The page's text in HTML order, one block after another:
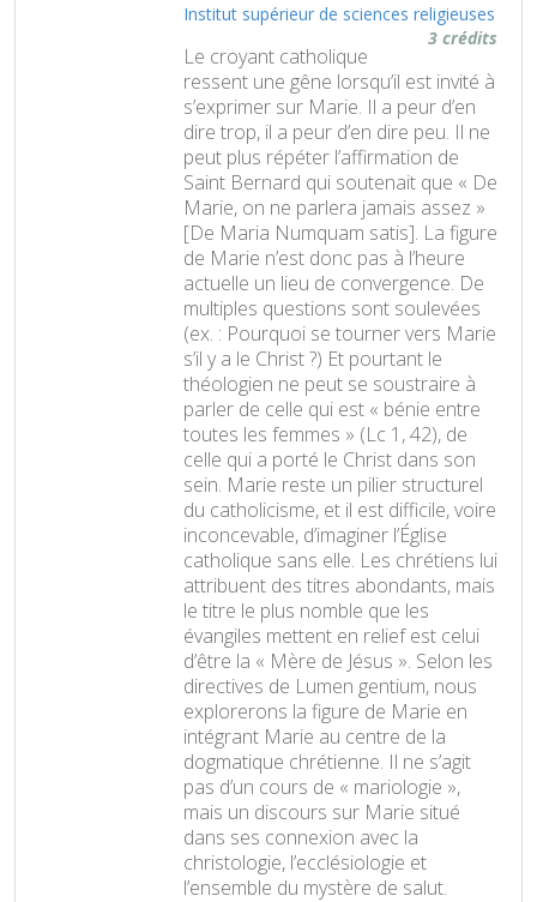
Institut supérieur de sciences religieuses
3 crédits
Le croyant catholique
ressent une gêne lorsqu’il est invité à
s’exprimer sur Marie. Il a peur d’en
dire trop, il a peur d’en dire peu. Il ne
peut plus répéter l’affirmation de
Saint Bernard qui soutenait que « De
Marie, on ne parlera jamais assez »
[De Maria Numquam satis]. La figure
de Marie n’est donc pas à l’heure
actuelle un lieu de convergence. De
multiples questions sont soulevées
(ex. : Pourquoi se tourner vers Marie
s’il y a le Christ ?) Et pourtant le
théologien ne peut se soustraire à
parler de celle qui est « bénie entre
toutes les femmes » (Lc 1, 42), de
celle qui a porté le Christ dans son
sein. Marie reste un pilier structurel
du catholicisme, et il est difficile, voire
inconcevable, d’imaginer l’Église
catholique sans elle. Les chrétiens lui
attribuent des titres abondants, mais
le titre le plus nomble que les
évangiles mettent en relief est celui
d’être la « Mère de Jésus ». Selon les
directives de Lumen gentium, nous
explorerons la figure de Marie en
intégrant Marie au centre de la
dogmatique chrétienne. Il ne s’agit
pas d’un cours de « mariologie »,
mais un discours sur Marie situé
dans ses connexion avec la
christologie, l’ecclésiologie et
l’ensemble du mystère de salut.